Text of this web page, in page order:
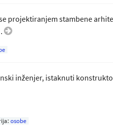
projektiranjem stambene
inženjer, istaknuti
osobe